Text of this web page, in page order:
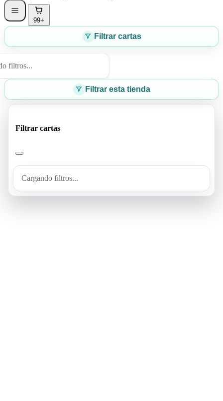
99+
Filtrar cartas
filtros...
Filtrar esta tienda
Filtrar cartas
Cargando filtros...